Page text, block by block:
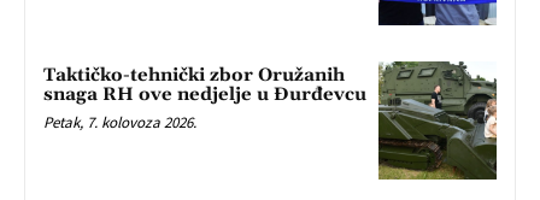
Taktičko-tehnički zbor Oružanih
snaga RH ove nedjelje u Đurđevcu
Petak, 7. kolovoza 2026.